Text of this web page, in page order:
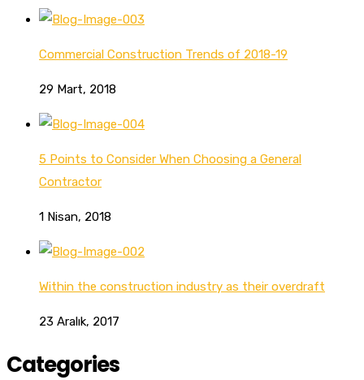
Commercial Construction Trends of 2018-19
29 Mart, 2018
5 Points to Consider When Choosing a General
Contractor
1 Nisan, 2018
Within the construction industry as their overdraft
23 Aralık, 2017
Categories